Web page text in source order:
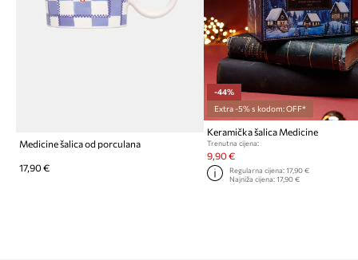
Medicine šalica od porculana
17,90 €
-44%
Extra -5% s kodom: OFF*
Keramička šalica Medicine
Trenutna cijena:
9,90 €
Regularna cijena: 17,90 €
Najniža cijena: 17,90 €